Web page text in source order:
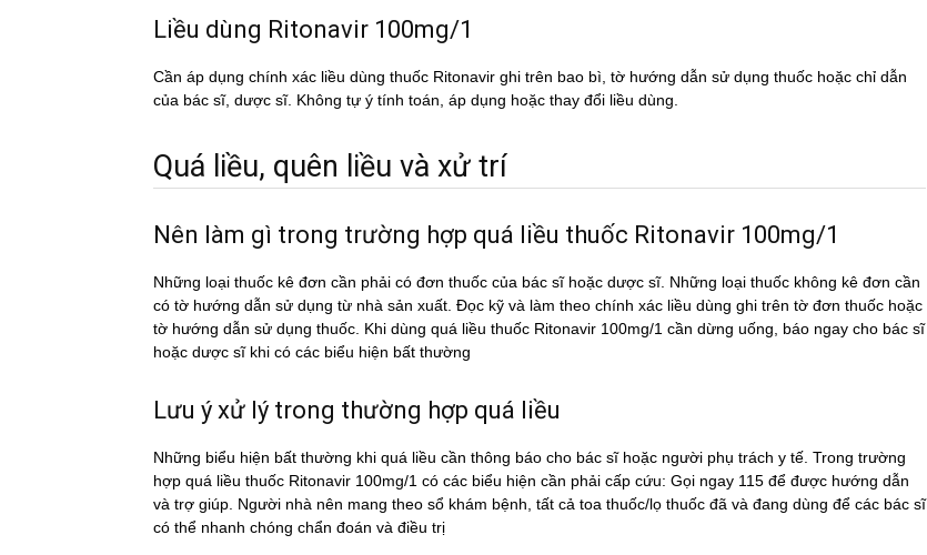
Liều dùng Ritonavir 100mg/1
Cần áp dụng chính xác liều dùng thuốc Ritonavir ghi trên bao bì, tờ hướng dẫn sử dụng thuốc hoặc chỉ dẫn
của bác sĩ, dược sĩ. Không tự ý tính toán, áp dụng hoặc thay đổi liều dùng.
Quá liều, quên liều và xử trí
Nên làm gì trong trường hợp quá liều thuốc Ritonavir 100mg/1
Những loại thuốc kê đơn cần phải có đơn thuốc của bác sĩ hoặc dược sĩ. Những loại thuốc không kê đơn cần
có tờ hướng dẫn sử dụng từ nhà sản xuất. Đọc kỹ và làm theo chính xác liều dùng ghi trên tờ đơn thuốc hoặc
tờ hướng dẫn sử dụng thuốc. Khi dùng quá liều thuốc Ritonavir 100mg/1 cần dừng uống, báo ngay cho bác sĩ
hoặc dược sĩ khi có các biểu hiện bất thường
Lưu ý xử lý trong thường hợp quá liều
Những biểu hiện bất thường khi quá liều cần thông báo cho bác sĩ hoặc người phụ trách y tế. Trong trường
hợp quá liều thuốc Ritonavir 100mg/1 có các biểu hiện cần phải cấp cứu: Gọi ngay 115 để được hướng dẫn
và trợ giúp. Người nhà nên mang theo sổ khám bệnh, tất cả toa thuốc/lọ thuốc đã và đang dùng để các bác sĩ
có thể nhanh chóng chẩn đoán và điều trị